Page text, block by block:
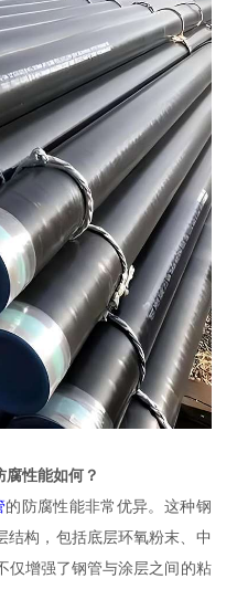
性能如何？
的防腐性能非常优异。这种钢
结构，包括底层环氧粉末、中
仅增强了钢管与涂层之间的粘